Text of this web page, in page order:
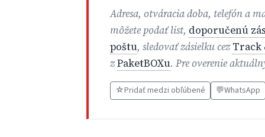
Adresa, otváracia doba, telefón a
môžete podať list, doporučenú
poštu, sledovať zásielku cezTrack
zPaketBOXu. Pre overenie
☆Pridať medzi obľúbené 💬WhatsApp